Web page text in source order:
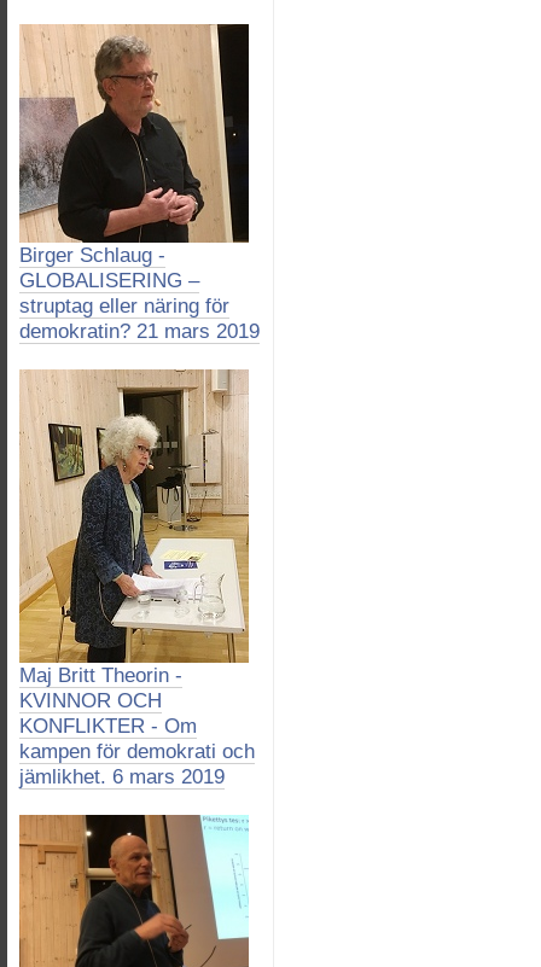
Birger Schlaug -
GLOBALISERING –
struptag eller näring för
demokratin? 21 mars 2019
Maj Britt Theorin -
KVINNOR OCH
KONFLIKTER - Om
kampen för demokrati och
jämlikhet. 6 mars 2019